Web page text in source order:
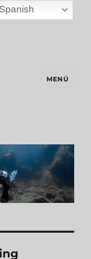
MENÚ
Spanish